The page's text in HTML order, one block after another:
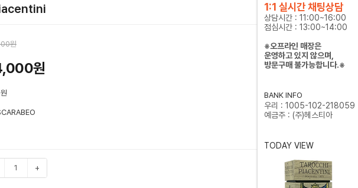
1:1 실시간 채팅상담
상담시간 : 11:00~16:00
점심시간 : 13:00~14:00
※오프라인 매장은
운영하고 있지 않으며,
방문구매 불가능합니다.※
BANK INFO
우리 : 1005-102-218059
예금주 : (주)헤스티아
TODAY VIEW
원
원
+